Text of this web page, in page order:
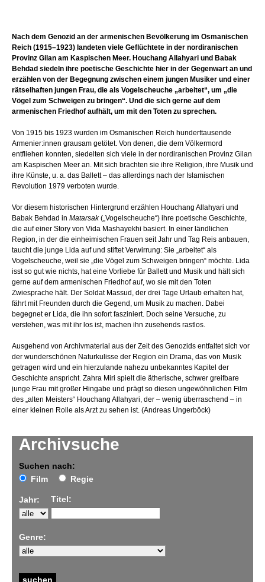
Archivsuche
Suchen nach:
Film
Regie
Jahr: Titel:
Genre:
Nach dem Genozid an der armenischen Bevölkerung im Osmanischen
Reich (1915–1923) landeten viele Geflüchtete in der nordiranischen
Provinz Gilan am Kaspischen Meer. Houchang Allahyari und Babak
Behdad siedeln ihre poetische Geschichte hier in der Gegenwart an und
erzählen von der Begegnung zwischen einem jungen Musiker und einer
rätselhaften jungen Frau, die als Vogelscheuche „arbeitet“, um „die
Vögel zum Schweigen zu bringen“. Und die sich gerne auf dem
armenischen Friedhof aufhält, um mit den Toten zu sprechen.
Von 1915 bis 1923 wurden im Osmanischen Reich hunderttausende
Armenier:innen grausam getötet. Von denen, die dem Völkermord
entfliehen konnten, siedelten sich viele in der nordiranischen Provinz Gilan
am Kaspischen Meer an. Mit sich brachten sie ihre Religion, ihre Musik und
ihre Künste, u. a. das Ballett – das allerdings nach der Islamischen
Revolution 1979 verboten wurde.
Vor diesem historischen Hintergrund erzählen Houchang Allahyari und
Babak Behdad in Matarsak(„Vogelscheuche“) ihre poetische Geschichte,
die auf einer Story von Vida Mashayekhi basiert. In einer ländlichen
Region, in der die einheimischen Frauen seit Jahr und Tag Reis anbauen,
taucht die junge Lida auf und stiftet Verwirrung: Sie „arbeitet“ als
Vogelscheuche, weil sie „die Vögel zum Schweigen bringen“ möchte. Lida
isst so gut wie nichts, hat eine Vorliebe für Ballett und Musik und hält sich
gerne auf dem armenischen Friedhof auf, wo sie mit den Toten
Zwiesprache hält. Der Soldat Massud, der drei Tage Urlaub erhalten hat,
fährt mit Freunden durch die Gegend, um Musik zu machen. Dabei
begegnet er Lida, die ihn sofort fasziniert. Doch seine Versuche, zu
verstehen, was mit ihr los ist, machen ihn zusehends rastlos.
Ausgehend von Archivmaterial aus der Zeit des Genozids entfaltet sich vor
der wunderschönen Naturkulisse der Region ein Drama, das von Musik
getragen wird und ein hierzulande nahezu unbekanntes Kapitel der
Geschichte anspricht. Zahra Miri spielt die ätherische, schwer greifbare
junge Frau mit großer Hingabe und prägt so diesen ungewöhnlichen Film
des „alten Meisters“ Houchang Allahyari, der – wenig überraschend – in
einer kleinen Rolle als Arzt zu sehen ist. (Andreas Ungerböck)